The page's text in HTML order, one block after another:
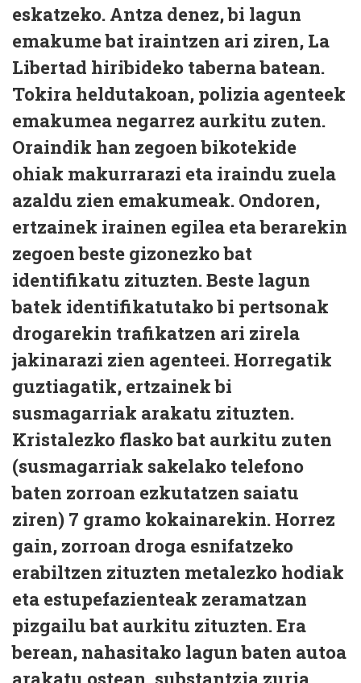
eskatzeko. Antza denez, bi lagun
emakume bat iraintzen ari ziren, La
Libertad hiribideko taberna batean.
Tokira heldutakoan, polizia agenteek
emakumea negarrez aurkitu zuten.
Oraindik han zegoen bikotekide
ohiak makurrarazi eta iraindu zuela
azaldu zien emakumeak. Ondoren,
ertzainek irainen egilea eta berarekin
zegoen beste gizonezko bat
identifikatu zituzten. Beste lagun
batek identifikatutako bi pertsonak
drogarekin trafikatzen ari zirela
jakinarazi zien agenteei. Horregatik
guztiagatik, ertzainek bi
susmagarriak arakatu zituzten.
Kristalezko flasko bat aurkitu zuten
(susmagarriak sakelako telefono
baten zorroan ezkutatzen saiatu
ziren) 7 gramo kokainarekin. Horrez
gain, zorroan droga esnifatzeko
erabiltzen zituzten metalezko hodiak
eta estupefazienteak zeramatzan
pizgailu bat aurkitu zituzten. Era
berean, nahasitako lagun baten autoa
arakatu ostean, substantzia zuria